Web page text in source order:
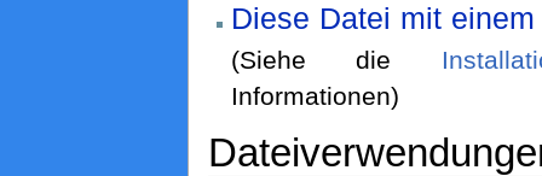
Diese Datei mit
(Siehe die
Informationen)